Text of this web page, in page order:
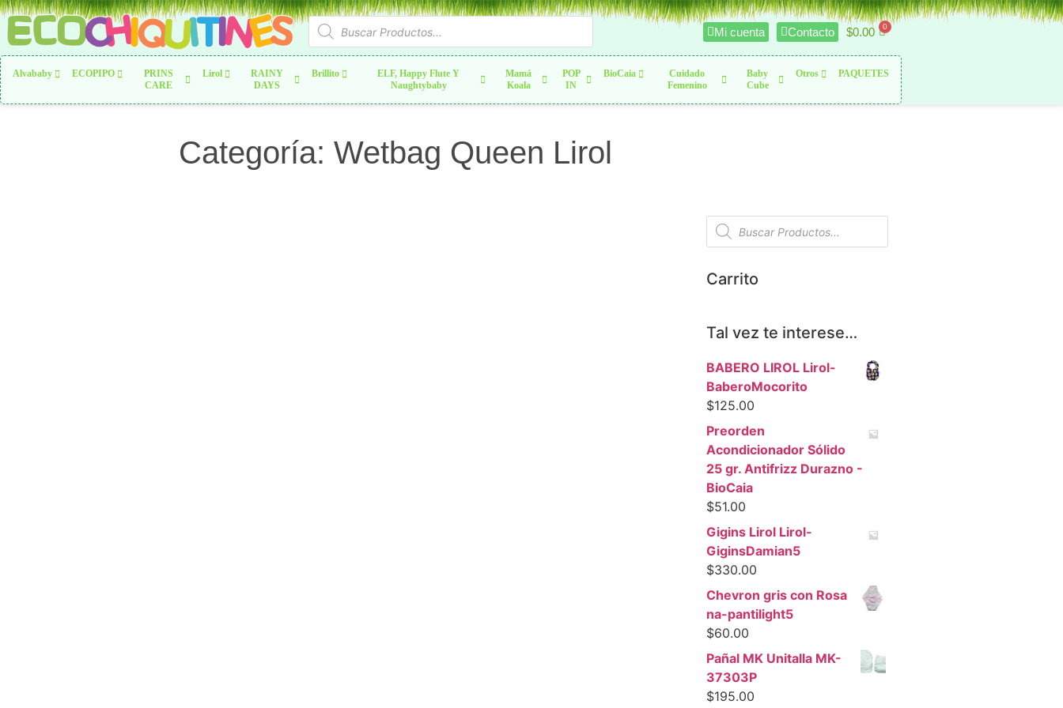
Mi cuenta Contacto $0.00
Alvababy ECOPIPO
PRINS
CARE
Lirol
RAINY
DAYS
Brillito
ELF, Happy Flute Y
Naughtybaby
Mamá
Koala
POP
IN
BioCaia
Cuidado
Femenino
Baby
Cube
Otros PAQUETES
Categoría: Wetbag Queen Lirol
Carrito
Tal vez te interese…
BABERO LIROL Lirol-
BaberoMocorito
$125.00
Preorden
Acondicionador Sólido
25 gr. Antifrizz Durazno -
BioCaia
$51.00
Gigins Lirol Lirol-
GiginsDamian5
$330.00
Chevron gris con Rosa
na-pantilight5
$60.00
Pañal MK Unitalla MK-
37303P
$195.00